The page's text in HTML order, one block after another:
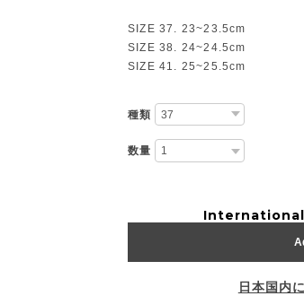
SIZE 37. 23~23.5cm
SIZE 38. 24~24.5cm
SIZE 41. 25~25.5cm
種類
数量
日本国内